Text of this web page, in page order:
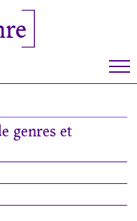
genres et